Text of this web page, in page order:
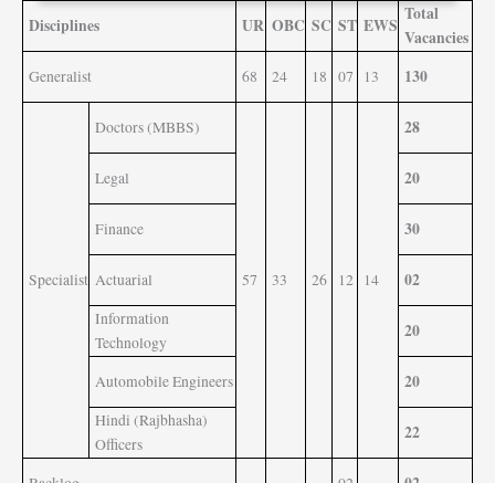
Disciplines UR OBC SC ST EWS
Total
Vacancies
Generalist 68 24 18 07 13 130
Specialist
Doctors (MBBS)
57 33 26 12 14
28
Legal 20
Finance 30
Actuarial 02
Information
Technology
20
Automobile Engineers 20
Hindi (Rajbhasha)
Officers
22